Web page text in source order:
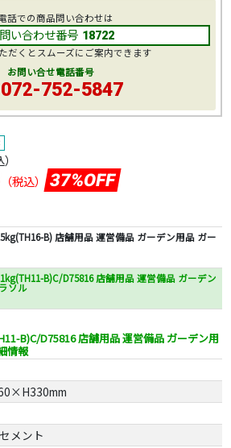
（税込） 37%OFF
B) 店舗用品 運営備品 ガーデン用品 ガー
B)C/D75816 店舗用品 運営備品 ガーデン
ソル
B)C/D75816 店舗用品 運営備品 ガーデン用
情報
メント
話での商品問い合わせは
い合わせ番号 18722
だくとスムーズにご案内できます
お問い合せ電話番号
072-752-5847